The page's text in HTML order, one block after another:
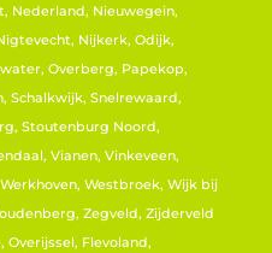
Nederland, Nieuwegein,
Nijkerk, Odijk,
Overberg, Papekop,
Schalkwijk, Snelrewaard,
Stoutenburg Noord,
Vianen, Vinkeveen,
Westbroek, Wijk bij
Zegveld, Zijderveld
Overijssel, Flevoland,